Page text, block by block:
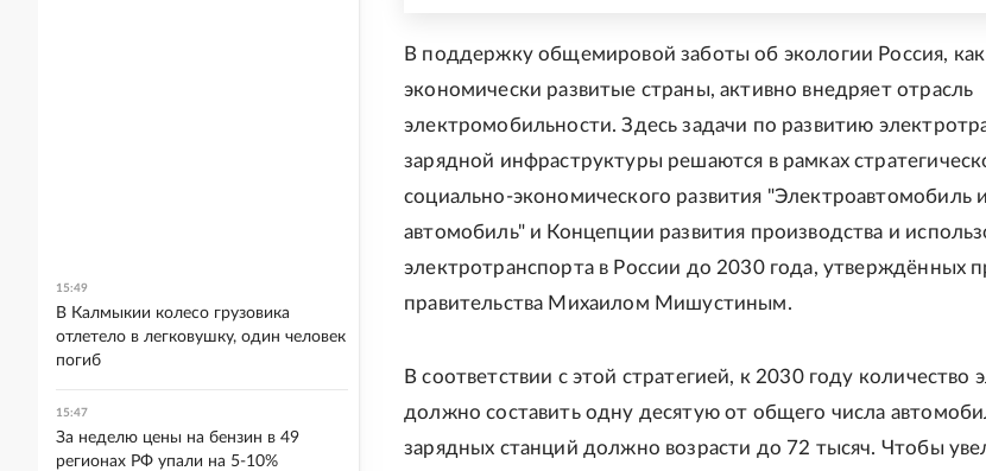
В поддержку общемировой заботы об экологии Россия,
экономически развитые страны, активно внедряет отрасль
электромобильности. Здесь задачи по развитию
зарядной инфраструктуры решаются в рамках
социально-экономического развития "Электроавтомобиль
автомобиль" и Концепции развития производства и
электротранспорта в России до 2030 года, утверждённых
правительства Михаилом Мишустиным.
В соответствии с этой стратегией, к 2030 году количество
должно составить одну десятую от общего числа
зарядных станций должно возрасти до 72 тысяч. Чтобы
15:49
В Калмыкии колесо грузовика
отлетело в легковушку, один человек
погиб
15:47
За неделю цены на бензин в 49
регионах РФ упали на 5-10%